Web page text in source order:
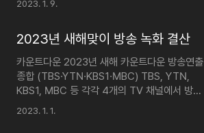
자료들을 정리하였다. 시험방송 진행 일부 녹음:
㎒ (HLMD-FM, OBS 라디오) 송신지: 광교
산 송신소 (5㎾) 수..
작했다. 예전 같았으면 여느 자연재해를 대하듯
이 상황 발생 후 어느 정도 시간이 지나고서야
뉴스특보를 통한 사후 보도에 주력했겠지만, 이
제는 상황 발생 즉시 속보 자막을 내보내고 시작
하는 것이 기본 소양으로 정착되었을 정도로 지
진 관련 보도에 대한 매뉴얼이 실시간성을 중시
2023. 1. 9.
2023년 새해맞이 방송 녹화 결산
카운트다운 2023년 새해 카운트다운 방송연출
종합 (TBS·YTN·KBS1·MBC) TBS, YTN,
KBS1, MBC 등 각각 4개의 TV 채널에서 방송
한 2023년 새해 카운트다운 연출을 하나의 화
2023. 1. 1.